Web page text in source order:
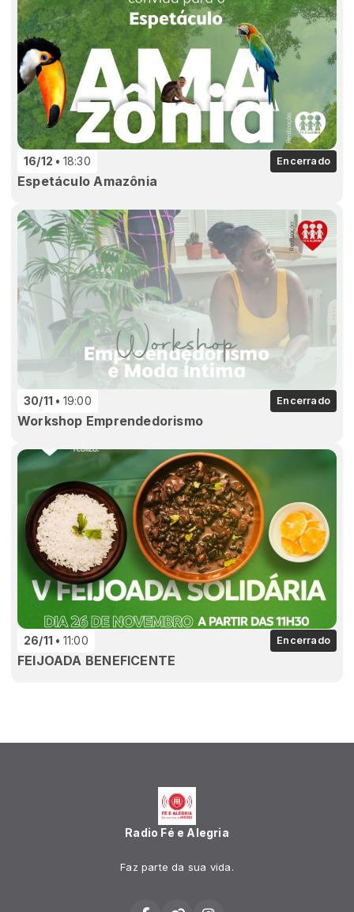
16/12 18:30 Encerrado
Espetáculo Amazônia
30/11 19:00 Encerrado
Workshop Emprendedorismo
26/11 11:00 Encerrado
FEIJOADA BENEFICENTE
Radio Fé e Alegria
Faz parte da sua vida.